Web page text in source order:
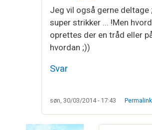
Jeg vil også gerne deltage
super strikker ... !Men
oprettes der en tråd eller
hvordan ;))
Svar
søn, 30/03/2014 - 17:43 Permalink